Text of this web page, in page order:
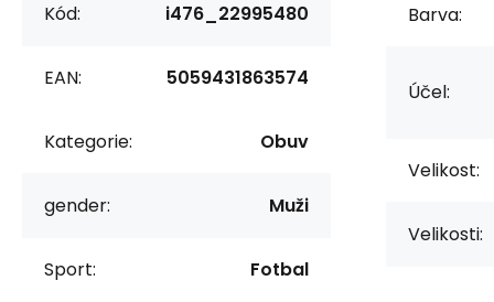
Kód: i476_22995480
EAN: 5059431863574
Kategorie: Obuv
gender: Muži
Sport: Fotbal
Barva:
Účel:
Velikost:
Velikosti: